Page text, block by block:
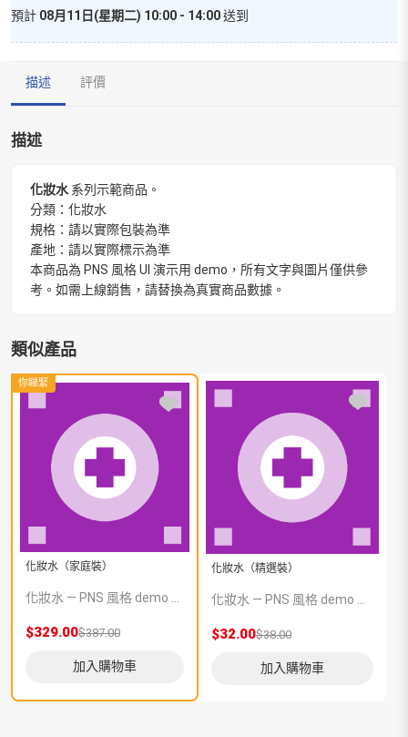
預計 08月11日(星期二) 10:00 - 14:00送到
描述 評價
描述
化妝水 系列示範商品。
分類：化妝水
規格：請以實際包裝為準
產地：請以實際標示為準
本商品為 PNS 風格 UI 演示用 demo，所有文字與圖片僅供參
考。如需上線銷售，請替換為真實商品數據。
類似產品
你睇緊
化妝水（家庭裝）
化妝水 — PNS 風格 demo 占位商品，方便首頁與分類頁版位演示，上線前由業務替換為真實 SKU。
$329.00$387.00
加入購物車
化妝水（精選裝）
化妝水 — PNS 風格 demo 占位商品，方便首頁與分類頁版位演示，上線前由業務替換為真實 SKU。
$32.00$38.00
加入購物車